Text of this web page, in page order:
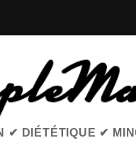
✔ DIÉTÉTIQUE ✔